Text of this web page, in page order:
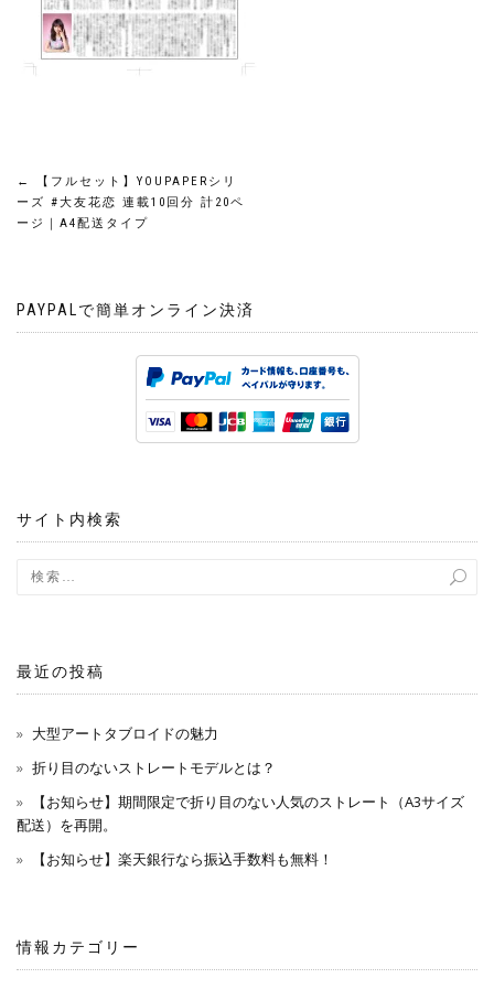
投
稿
ビ
ョ
ン
←
【フルセット】YOUPAPERシリ
ーズ #大友花恋 連載10回分 計20ペ
ージ｜A4配送タイプ
PAYPALで簡単オンライン決済
サイト内検索
最近の投稿
大型アートタブロイドの魅力
折り目のないストレートモデルとは？
【お知らせ】期間限定で折り目のない人気のストレート（A3サイズ
配送）を再開。
【お知らせ】楽天銀行なら振込手数料も無料！
情報カテゴリー